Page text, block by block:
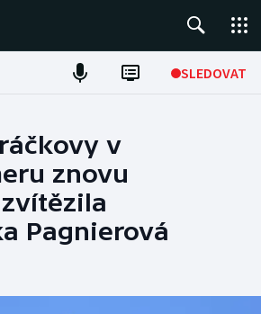
SLEDOVAT
v
znovu
Pagnierová